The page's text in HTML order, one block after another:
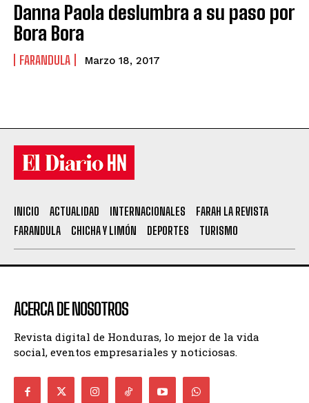
Danna Paola deslumbra a su paso por
Bora Bora
FARANDULA Marzo 18, 2017
INICIO ACTUALIDAD INTERNACIONALES
FARAH LA REVISTA
FARANDULA
CHICHA Y LIMÓN DEPORTES TURISMO
ACERCA DE NOSOTROS
Revista digital de Honduras, lo mejor de la vida
social, eventos empresariales y noticiosas.